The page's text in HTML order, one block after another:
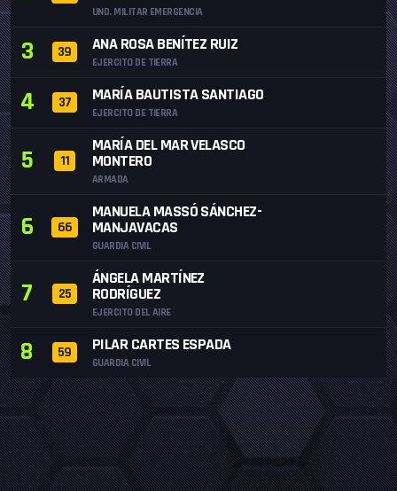
UND. MILITAR EMERGENCIA
3 39 ANA ROSA BENÍTEZ RUIZ
EJERCITO DE TIERRA
4 37 MARÍA BAUTISTA SANTIAGO
EJERCITO DE TIERRA
5 11
MARÍA DEL MAR VELASCO
MONTERO
ARMADA
6 66
MANUELA MASSÓ SÁNCHEZ-
MANJAVACAS
GUARDIA CIVIL
7 25
ÁNGELA MARTÍNEZ
RODRÍGUEZ
EJERCITO DEL AIRE
8 59 PILAR CARTES ESPADA
GUARDIA CIVIL